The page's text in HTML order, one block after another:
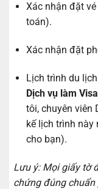
Xác nhận đặt
toán).
Xác nhận đặt
Lịch trình du
Dịch vụ làm
tôi, chuyên viên
kế lịch trình này
cho bạn).
Lưu ý: Mọi giấy tờ
chứng đúng